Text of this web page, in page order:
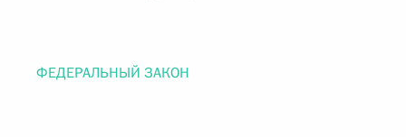
ФЕДЕРАЛЬНЫЙ ЗАКОН